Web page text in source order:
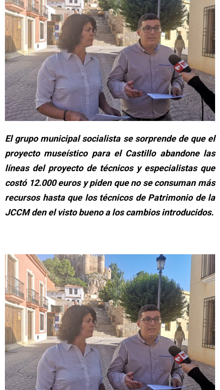
El grupo municipal socialista se sorprende de que el
proyecto museístico para el Castillo abandone las
líneas del proyecto de técnicos y especialistas que
costó 12.000 euros y piden que no se consuman más
recursos hasta que los técnicos de Patrimonio de la
JCCM den el visto bueno a los cambios introducidos.